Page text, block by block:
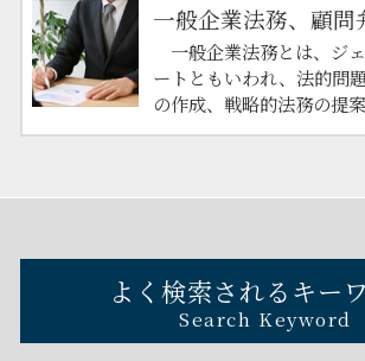
一般企業法務、顧問
一般企業法務とは、ジ
ートともいわれ、法的問
の作成、戦略的法務の提
よく検索されるキー
Search Keyword